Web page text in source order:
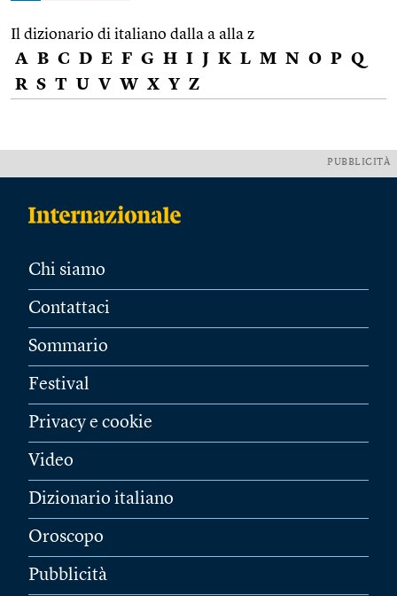
Il dizionario di italiano dalla a alla z
A B C D E F G H I J K L M N O P Q
R S T U V W X Y Z
PUBBLICITÀ
Chi siamo
Contattaci
Sommario
Festival
Privacy e cookie
Video
Dizionario italiano
Oroscopo
Pubblicità